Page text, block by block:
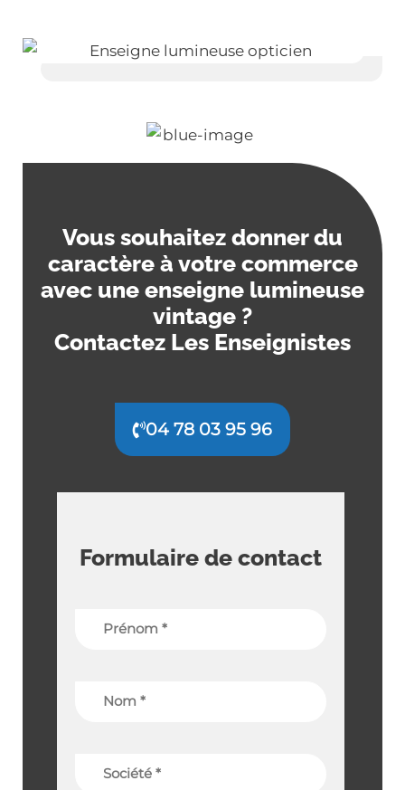
Vous souhaitez donner du
caractère à votre commerce
avec une enseigne lumineuse
vintage ?
Contactez Les Enseignistes
04 78 03 95 96
Formulaire de contact